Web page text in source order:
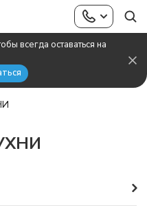
всегда оставаться на